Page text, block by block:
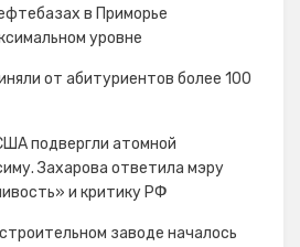
в Приморье
уровне
от абитуриентов более 100
подвергли атомной
Захарова ответила мэру
и критику РФ
заводе началось